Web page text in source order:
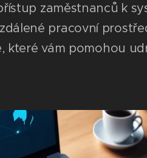
zaměstnanců k
pracovní
vám pomohou